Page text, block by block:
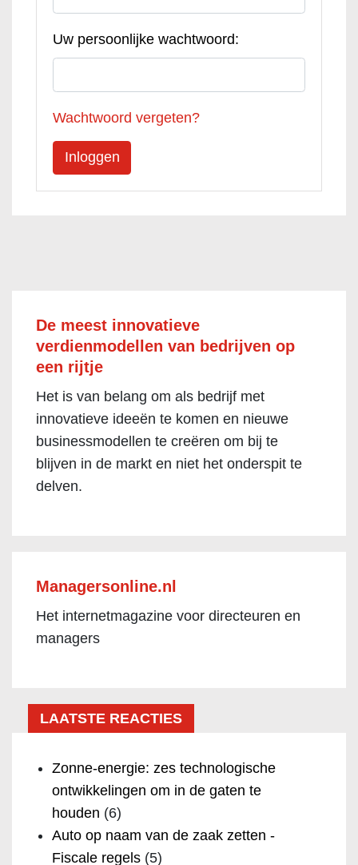
Uw persoonlijke wachtwoord:
Wachtwoord vergeten?
De meest innovatieve
verdienmodellen van bedrijven op
een rijtje
Het is van belang om als bedrijf met
innovatieve ideeën te komen en nieuwe
businessmodellen te creëren om bij te
blijven in de markt en niet het onderspit te
delven.
Managersonline.nl
Het internetmagazine voor directeuren en
managers
LAATSTE REACTIES
Zonne-energie: zes technologische
ontwikkelingen om in de gaten te
houden (6)
Auto op naam van de zaak zetten -
Fiscale regels (5)